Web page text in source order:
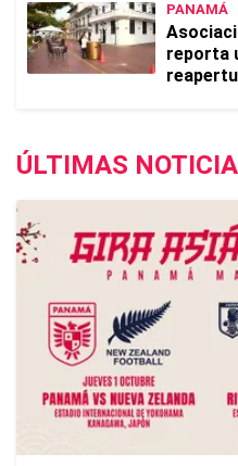
PANAMÁ
reporta
ÚLTIMAS